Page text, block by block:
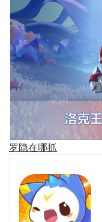
罗隐在哪抓